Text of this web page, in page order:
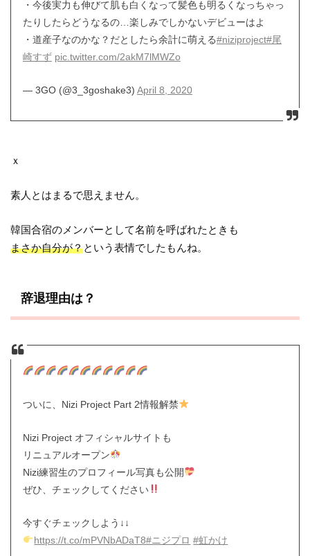
・今後実力も伸びて肌も白くなって髪色も明るくなっちゃっ
たりしたらどうなるの…楽しみでしかないデビューはよ
・道産子なのかな？だとしたら余計に萌える#niziproject#尾
崎すず pic.twitter.com/2akM7lMWZo
— 3GO (@3_3goshake3) April 8, 2020
ｘ
素人とはまるで思えません。
韓国合宿のメンバーとして名前を呼ばれたときも
まさか自分が？という表情でしたもんね。
辞退理由は？
ついに、Nizi Project Part 2情報解禁
Nizi Project オフィシャルサイトも
リニュアルオープン
Nizi練習生のプロフィール写真も公開
ぜひ、チェックしてください
今すぐチェックしよう↓↓
https://t.co/mPVNbADaT8#ニジプロ #虹かけ